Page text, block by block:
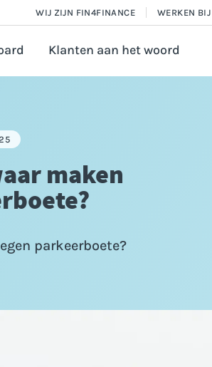
WIJ ZIJN FIN4FINANCE WERKEN
Klanten aan het woord
maken
parkeerboete?